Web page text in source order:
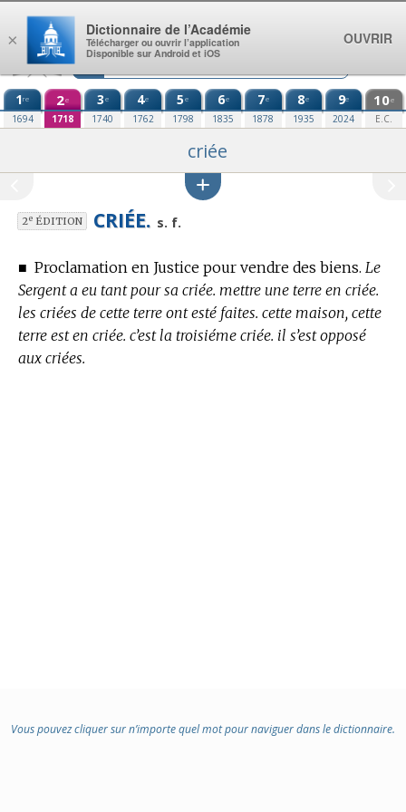
Aller au contenu
1re
1694
2e
1718
3e
1740
4e
1762
5e
1798
6e
1835
7e
1878
8e
1935
9e
2024
10e
E.C.
criée
2eÉDITION CRIÉE. s. f.
■ Proclamation en Justice pour vendre des biens. Le
Sergent a eu tant pour sa criée. mettre une terre en criée.
les criées de cette terre ont esté faites. cette maison, cette
terre est en criée. c’est la troisiéme criée. il s’est opposé
aux criées.
Vous pouvez cliquer sur n’importe quel mot pour naviguer dans le dictionnaire.
×
Dictionnaire de l’Académie
Télécharger ou ouvrir l’application
Disponible sur Android et iOS
OUVRIR